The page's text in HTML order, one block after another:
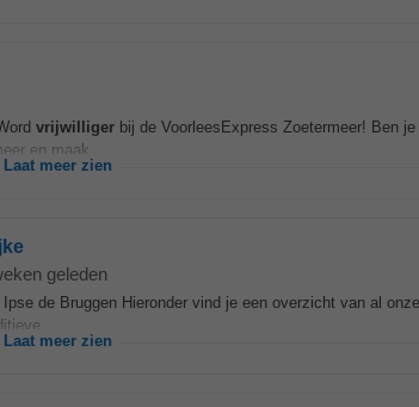
vrijwilliger bij de VoorleesExpress Zoetermeer! Ben
en maak...
Laat meer zien
geleden
de Bruggen Hieronder vind je een overzicht van al
Laat meer zien